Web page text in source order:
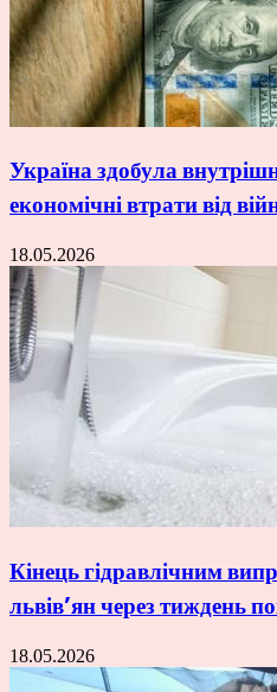
Україна здобула
економічні втрати від
18.05.2026
Кінець гідравлічним
львів’ян через тиждень
18.05.2026